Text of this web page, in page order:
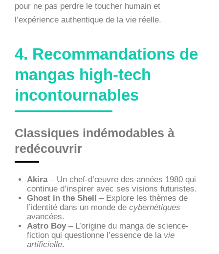
pour ne pas perdre le toucher humain et
l’expérience authentique de la vie réelle.
4. Recommandations de
mangas high-tech
incontournables
Classiques indémodables à
redécouvrir
Akira– Un chef-d’œuvre des années 1980 qui
continue d’inspirer avec ses visions futuristes.
Ghost in the Shell – Explore les thèmes de
l’identité dans un monde de cybernétiques
avancées.
Astro Boy – L’origine du manga de science-
fiction qui questionne l’essence de la vie
artificielle.